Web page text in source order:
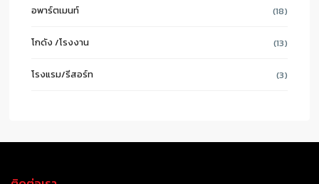
อพาร์ตเมนท์ (18)
โกดัง /โรงงาน (13)
โรงแรม/รีสอร์ท (3)